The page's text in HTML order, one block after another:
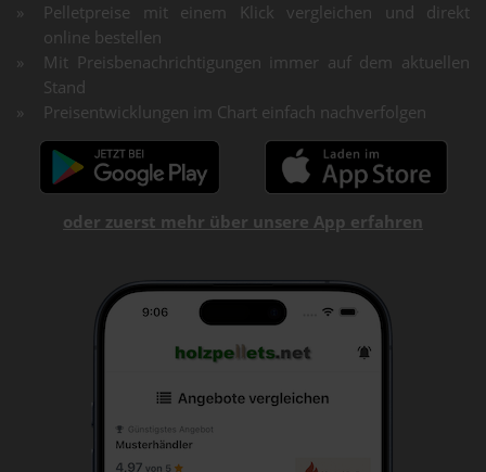
Pelletpreise mit einem Klick vergleichen und direkt
online bestellen
Mit Preisbenachrichtigungen immer auf dem aktuellen
Stand
Preisentwicklungen im Chart einfach nachverfolgen
oder zuerst mehr über unsere App erfahren